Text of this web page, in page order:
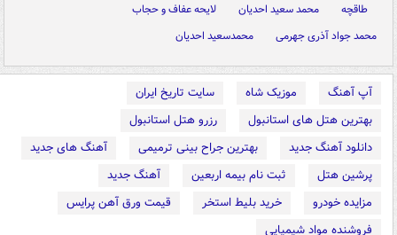
طاقچه محمد سعید احدیان
لایحه عفاف و حجاب
محمد جواد آذری جهرمی
محمدسعید احدیان
آپ آهنگ موزیک شاه
سایت تاریخ ایران
بهترین هتل های استانبول
رزرو هتل استانبول
دانلود آهنگ جدید
بهترین جراح بینی ترمیمی
آهنگ های جدید
پرشین هتل
ثبت نام بیمه اربعین
آهنگ جدید
مزایده خودرو
خرید بلیط استخر
قیمت ورق آهن پرایس
فروشنده مواد شیمیایی